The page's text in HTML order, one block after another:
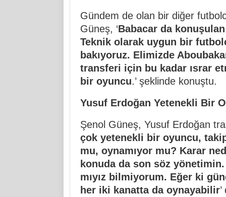
Gündem de olan bir diğer
Güneş, ‘Babacar da
Teknik olarak uygun bir
bakıyoruz. Elimizde
transferi için bu kadar ısrar
bir oyuncu.’ şeklinde konuştu.
Yusuf Erdoğan Yetenekli Bir
Şenol Güneş, Yusuf Erdoğan
çok yetenekli bir oyuncu,
mu, oynamıyor mu? Karar
konuda da son söz yönetimin.
mıyız bilmiyorum. Eğer ki
her iki kanatta da oynayabilir